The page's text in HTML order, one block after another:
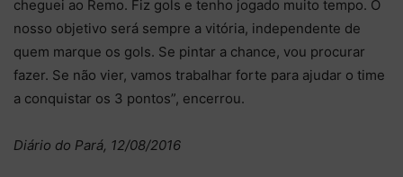
cheguei ao Remo. Fiz gols e tenho jogado muito tempo. O
nosso objetivo será sempre a vitória, independente de
quem marque os gols. Se pintar a chance, vou procurar
fazer. Se não vier, vamos trabalhar forte para ajudar o time
a conquistar os 3 pontos”, encerrou.
Diário do Pará, 12/08/2016